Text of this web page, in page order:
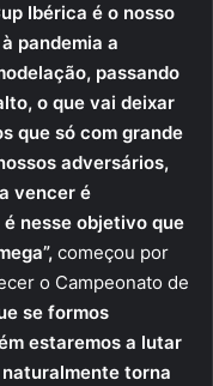
Ibérica é o nosso
pandemia a
passando
o que vai deixar
que só com grande
adversários,
vencer é
nesse objetivo que
começou por
o Campeonato de
se formos
estaremos a lutar
naturalmente torna